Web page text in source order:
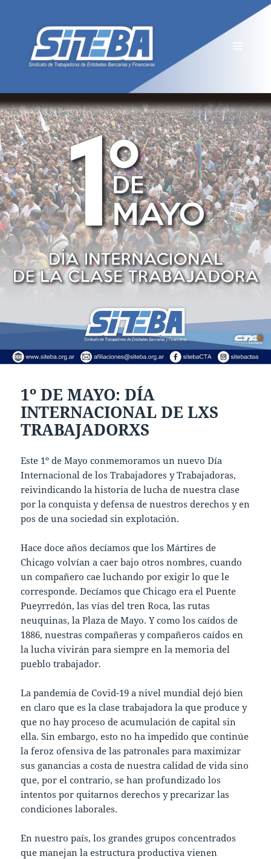
1º DE MAYO: DÍA
INTERNACIONAL DE LXS
TRABAJADORXS
Este 1º de Mayo conmemoramos un nuevo Día
Internacional de los Trabajadores y Trabajadoras,
reivindicando la historia de lucha de nuestra clase
por la conquista y defensa de nuestros derechos y en
pos de una sociedad sin explotación.
Hace doce años decíamos que los Mártires de
Chicago volvían a caer bajo otros nombres, cuando
un compañero cae luchando por exigir lo que le
corresponde. Decíamos que Chicago era el Puente
Pueyrredón, las vías del tren Roca, las rutas
neuquinas, la Plaza de Mayo. Y como los caídos de
1886, nuestras compañeras y compañeros caídos en
la lucha vivirán para siempre en la memoria del
pueblo trabajador.
La pandemia de Covid-19 a nivel mundial dejó bien
en claro que es la clase trabajadora la que produce y
que no hay proceso de acumulación de capital sin
ella. Sin embargo, esto no ha impedido que continúe
la feroz ofensiva de las patronales para maximizar
sus ganancias a costa de nuestra calidad de vida sino
que, por el contrario, se han profundizado los
intentos por quitarnos derechos y precarizar las
condiciones laborales.
En nuestro país, los grandes grupos concentrados
que manejan la estructura productiva vienen